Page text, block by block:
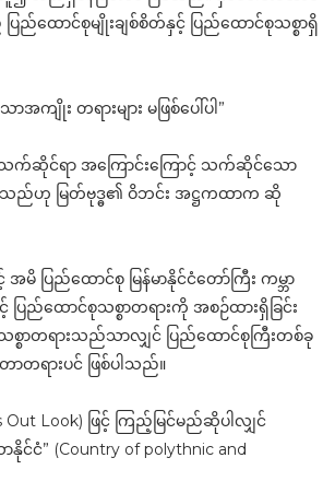
ထောင်စုမျိုးချစ်စိတ်နှင့် ပြည်ထောင်စုသစ္စာရှိ
း တရားများ မဖြစ်ပေါ်ပါ”
သက်ဆိုင်ရာ အကြောင်းကြောင့် သက်ဆိုင်သော
စ်သည်ဟု မြတ်ဗုဒ္ဓ၏ ဝိဘင်း အဋ္ဌကထာက ဆို
ပြည်ထောင်စု မြန်မာနိုင်ငံတော်ကြီး ကမ္ဘာ
ည်ထောင်စုသစ္စာတရားကို အစဉ်ထားရှိခြင်း
သစ္စာတရားသည်သာလျှင် ပြည်ထောင်စုကြီးတစ်ခု
တရားပင် ဖြစ်ပါသည်။
Out Look) ဖြင့် ကြည့်မြင်မည်ဆိုပါလျှင်
င်ငံ” (Country of polythnic and